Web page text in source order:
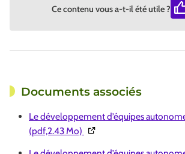
Ce contenu vous a-t-il été utile ?
Documents associés
Le développement d’équipes
(pdf,2.43 Mo) (Ouverture dans une